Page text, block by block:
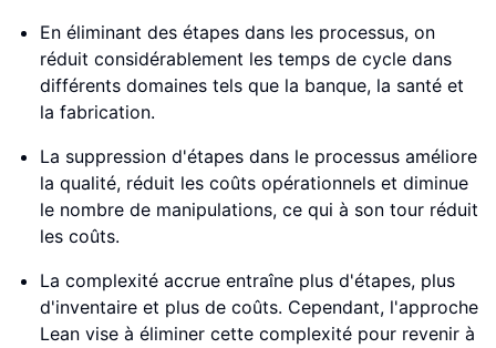
En éliminant des étapes dans les processus, on
réduit considérablement les temps de cycle dans
différents domaines tels que la banque, la santé et
la fabrication.
La suppression d'étapes dans le processus améliore
la qualité, réduit les coûts opérationnels et diminue
le nombre de manipulations, ce qui à son tour réduit
les coûts.
La complexité accrue entraîne plus d'étapes, plus
d'inventaire et plus de coûts. Cependant, l'approche
Lean vise à éliminer cette complexité pour revenir à